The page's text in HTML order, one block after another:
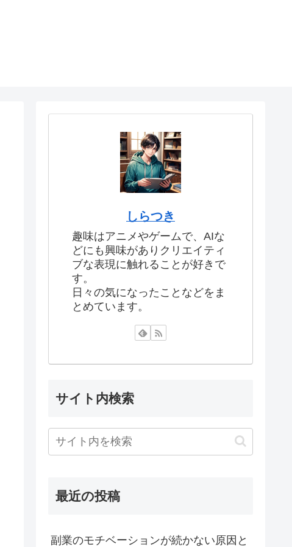
しらつき
趣味はアニメやゲームで、AIな
どにも興味がありクリエイティ
ブな表現に触れることが好きで
す。
日々の気になったことなどをま
とめています。
サイト内検索
最近の投稿
副業のモチベーションが続かない原因と